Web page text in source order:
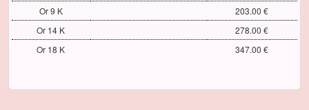
Or 9 K
203.00 €
Or 14 K
278.00 €
Or 18 K
347.00 €